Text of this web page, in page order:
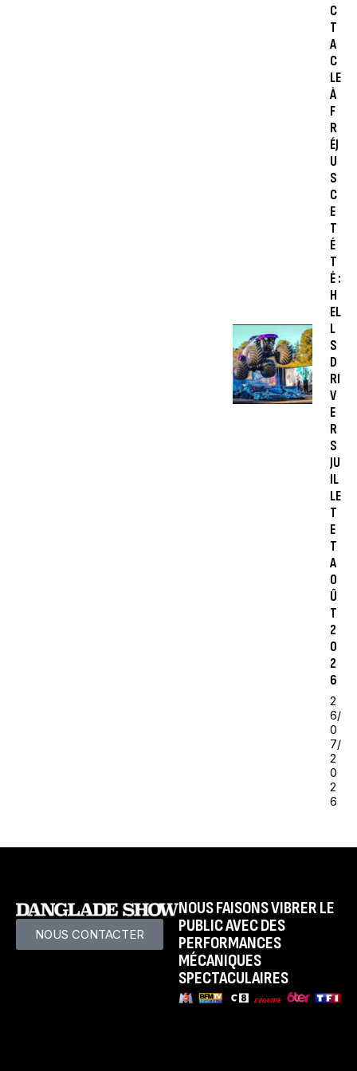
C
T
A
C
LE
À
F
R
ÉJ
U
S
C
E
T
É
T
É :
H
EL
L
S
D
RI
V
E
R
S
JU
IL
LE
T
E
T
A
O
Û
T
2
0
2
6
2
6/
0
7/
2
0
2
6
NOUS CONTACTER
NOUS FAISONS VIBRER LE
PUBLIC AVEC DES
PERFORMANCES
MÉCANIQUES
SPECTACULAIRES